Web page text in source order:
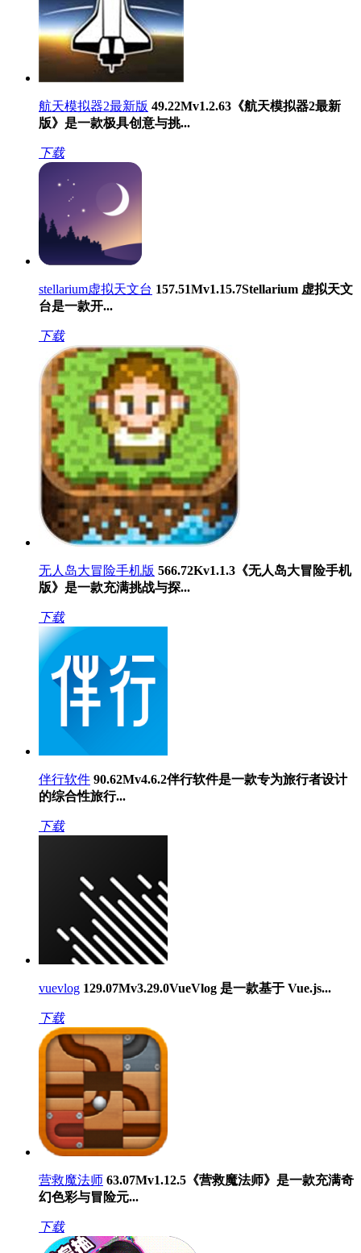
航天模拟器2最新版 49.22Mv1.2.63 《航天模拟器2最新
版》是一款极具创意与挑...
下载
stellarium虚拟天文台 157.51Mv1.15.7Stellarium 虚拟天文
台是一款开...
下载
无人岛大冒险手机版 566.72Kv1.1.3 《无人岛大冒险手机
版》是一款充满挑战与探...
下载
伴行软件 90.62Mv4.6.2伴行软件是一款专为旅行者设计
的综合性旅行...
下载
vuevlog 129.07Mv3.29.0VueVlog 是一款基于 Vue.js...
下载
营救魔法师 63.07Mv1.12.5 《营救魔法师》是一款充满奇
幻色彩与冒险元...
下载